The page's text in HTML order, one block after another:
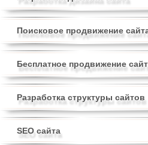
Поисковое продвижение
Бесплатное продвижение
Разработка структуры сайтов
SEO сайта